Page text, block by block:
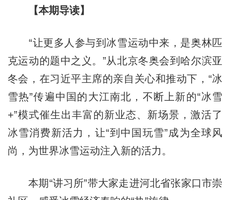
【本期导读】
“让更多人参与到冰雪运动中来，是奥林匹
克运动的题中之义。”从北京冬奥会到哈尔滨亚
冬会，在习近平主席的亲自关心和推动下，“冰
雪热”传遍中国的大江南北，不断上新的“冰雪
+”模式催生出丰富的新业态、新场景，激活了
冰雪消费新活力，让“到中国玩雪”成为全球风
尚，为世界冰雪运动注入新的活力。
本期“讲习所”带大家走进河北省张家口市崇